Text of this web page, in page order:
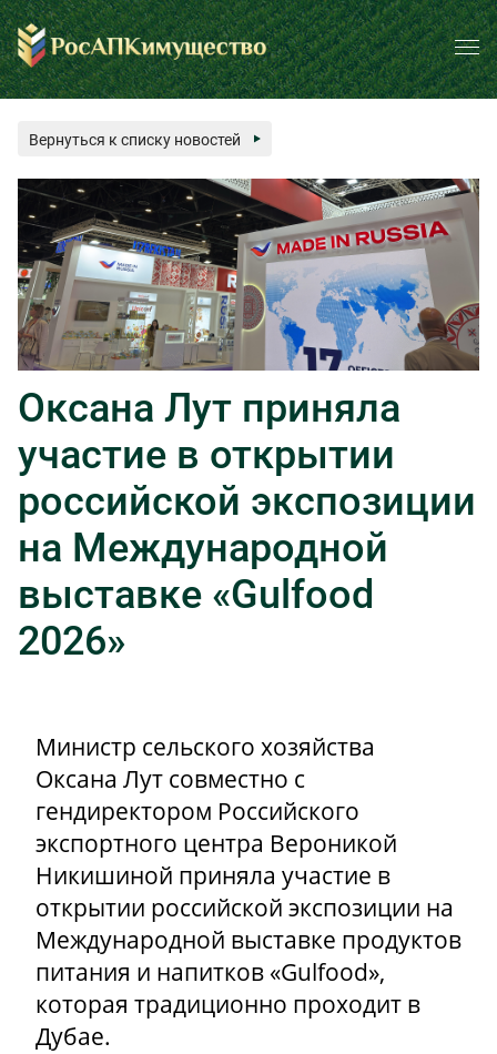
Вернуться к списку новостей
Оксана Лут приняла
участие в открытии
российской экспозиции
на Международной
выставке «Gulfood
2026»
Министр сельского хозяйства
Оксана Лут совместно с
гендиректором Российского
экспортного центра Вероникой
Никишиной приняла участие в
открытии российской экспозиции на
Международной выставке продуктов
питания и напитков «Gulfood»,
которая традиционно проходит в
Дубае.